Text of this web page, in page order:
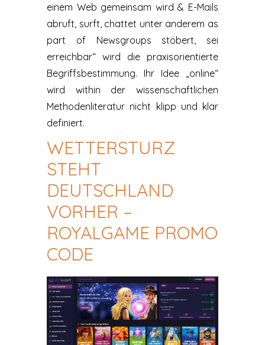
einem Web gemeinsam wird & E-Mails
abruft, surft, chattet unter anderem as
part of Newsgroups stöbert, sei
erreichbar“ wird die praxisorientierte
Begriffsbestimmung. Ihr Idee „online“
wird within der wissenschaftlichen
Methodenliteratur nicht klipp und klar
definiert.
WETTERSTURZ
STEHT
DEUTSCHLAND
VORHER –
ROYALGAME PROMO
CODE